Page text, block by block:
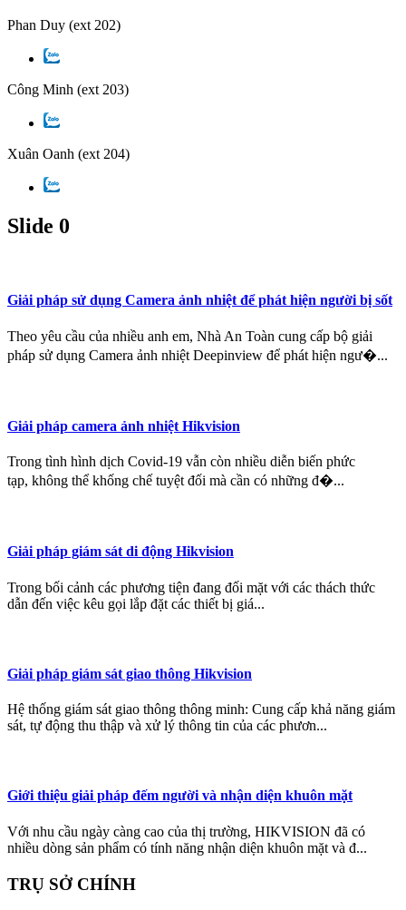
Phan Duy (ext 202)
Công Minh (ext 203)
Xuân Oanh (ext 204)
Slide 0
Giải pháp sử dụng Camera ảnh nhiệt để phát hiện người bị sốt
Theo yêu cầu của nhiều anh em, Nhà An Toàn cung cấp bộ giải
pháp sử dụng Camera ảnh nhiệt Deepinview để phát hiện ngư�...
Giải pháp camera ảnh nhiệt Hikvision
Trong tình hình dịch Covid-19 vẫn còn nhiều diễn biến phức
tạp, không thể khống chế tuyệt đối mà cần có những đ�...
Giải pháp giám sát di động Hikvision
Trong bối cảnh các phương tiện đang đối mặt với các thách thức
dẫn đến việc kêu gọi lắp đặt các thiết bị giá...
Giải pháp giám sát giao thông Hikvision
Hệ thống giám sát giao thông thông minh: Cung cấp khả năng giám
sát, tự động thu thập và xử lý thông tin của các phươn...
Giới thiệu giải pháp đếm người và nhận diện khuôn mặt
Với nhu cầu ngày càng cao của thị trường, HIKVISION đã có
nhiều dòng sản phẩm có tính năng nhận diện khuôn mặt và đ...
TRỤ SỞ CHÍNH